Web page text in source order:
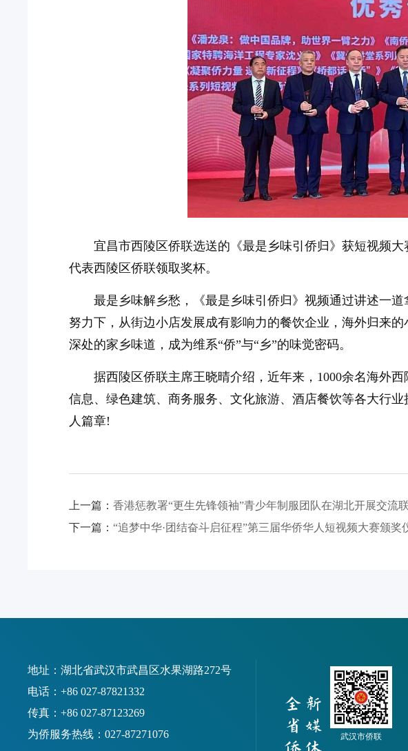
宜昌市西陵区侨联选送的《最是乡味引侨归》获短视频
代表西陵区侨联领取奖杯。
最是乡味解乡愁，《最是乡味引侨归》视频通过讲述一
努力下，从街边小店发展成有影响力的餐饮企业，海外归来
深处的家乡味道，成为维系“侨”与“乡”的味觉密码。
据西陵区侨联主席王晓晴介绍，近年来，1000余名海外
信息、绿色建筑、商务服务、文化旅游、酒店餐饮等各大行
人篇章!
上一篇：香港惩教署“更生先锋领袖”青少年制服团队在湖北开展交流
下一篇：“追梦中华·团结奋斗启征程”第三届华侨华人短视频大赛颁
地址：湖北省武汉市武昌区水果湖路272号
电话：+86 027-87821332
传真：+86 027-87123269
为侨服务热线：027-87271076
武汉市侨联